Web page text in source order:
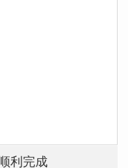
利完成